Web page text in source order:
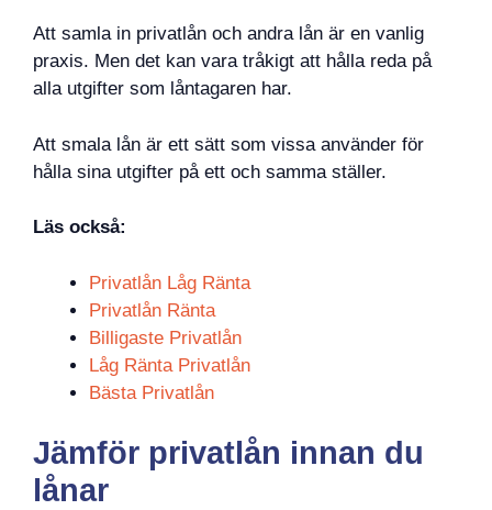
Att samla in privatlån och andra lån är en vanlig
praxis. Men det kan vara tråkigt att hålla reda på
alla utgifter som låntagaren har.
Att smala lån är ett sätt som vissa använder för
hålla sina utgifter på ett och samma ställer.
Läs också:
Privatlån Låg Ränta
Privatlån Ränta
Billigaste Privatlån
Låg Ränta Privatlån
Bästa Privatlån
Jämför privatlån innan du
lånar